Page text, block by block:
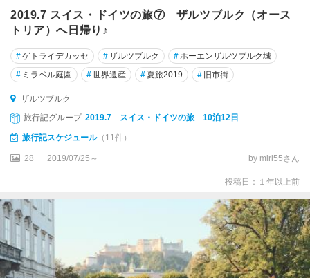
2019.7 スイス・ドイツの旅⑦ ザルツブルク（オース
トリア）へ日帰り♪
#ゲトライデカッセ #ザルツブルク #ホーエンザルツブルク城
# ミラベル庭園 #世界遺産 #夏旅2019 # 旧市街
ザルツブルク
旅行記グループ 2019.7 スイス・ドイツの旅 10泊12日
旅行記スケジュール（11件）
28 2019/07/25～ by miri55さん
投稿日：１年以上前